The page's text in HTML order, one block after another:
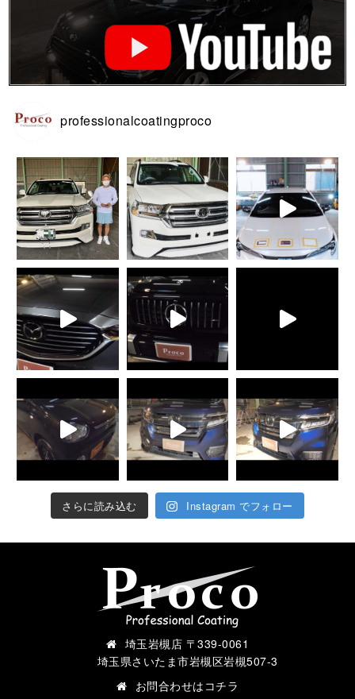
professionalcoatingproco
さらに読み込む Instagram でフォロー
埼玉岩槻店 〒339-0061
埼玉県さいたま市岩槻区岩槻507-3
お問合わせは コチラ